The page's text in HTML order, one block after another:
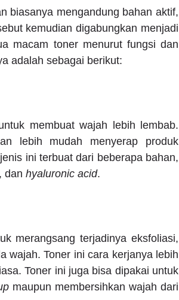
biasanya mengandung bahan aktif,
kemudian digabungkan menjadi
macam toner menurut fungsi dan
adalah sebagai berikut:
membuat wajah lebih lembab.
lebih mudah menyerap produk
ini terbuat dari beberapa bahan,
dan hyaluronic acid.
merangsang terjadinya eksfoliasi,
wajah. Toner ini cara kerjanya lebih
Toner ini juga bisa dipakai untuk
maupun membersihkan wajah dari